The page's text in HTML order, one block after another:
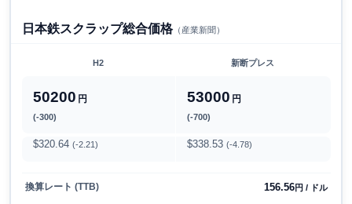
日本鉄スクラップ総合価格（産業新聞）
H2 新断プレス
50200 円
(-300)
53000 円
(-700)
$320.64 (-2.21) $338.53 (-4.78)
換算レート (TTB) 156.56円 / ドル